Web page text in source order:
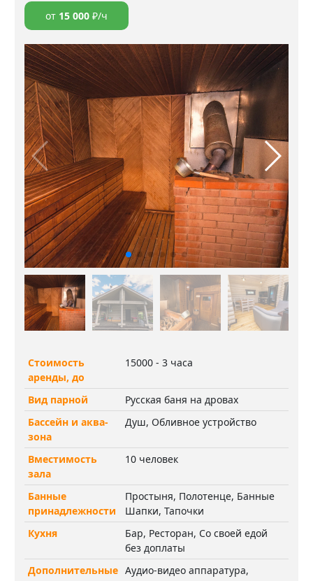
от 15 000 ₽/ч
Стоимость
аренды, до
15000 - 3 часа
Вид парной
Русская баня на дровах
Бассейн и аква-
зона
Душ, Обливное устройство
Вместимость
зала
10 человек
Банные
принадлежности
Простыня, Полотенце, Банные
Шапки, Тапочки
Кухня
Бар, Ресторан, Со своей едой
без доплаты
Дополнительные Аудио-видео аппаратура,